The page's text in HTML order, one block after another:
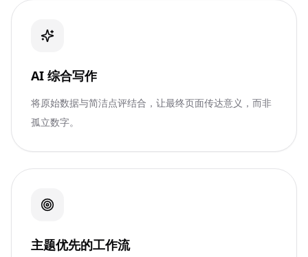
AI 综合写作
将原始数据与简洁点评结合，让最终页面传达意义，而非
孤立数字。
主题优先的工作流